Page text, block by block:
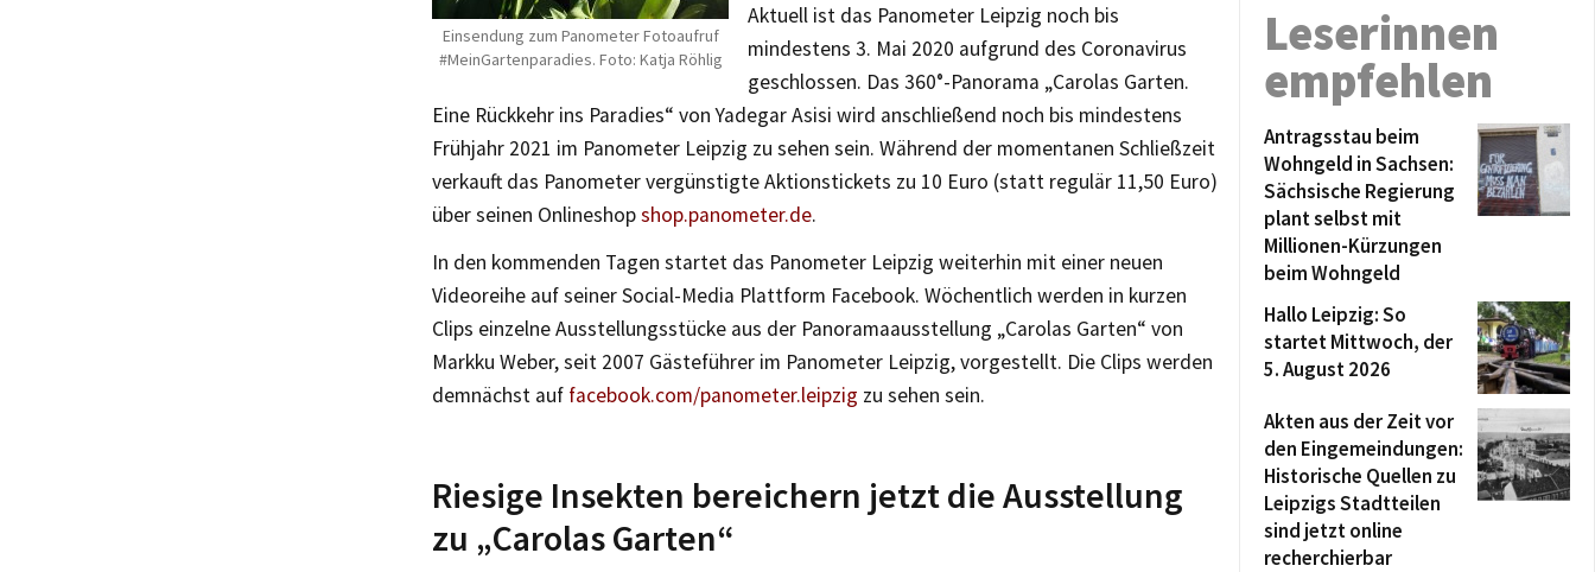
Einsendung zum Panometer Fotoaufruf
#MeinGartenparadies. Foto: Katja Röhlig
Aktuell ist das Panometer Leipzig noch bis
mindestens 3. Mai 2020 aufgrund des Coronavirus
geschlossen. Das 360°-Panorama „Carolas Garten.
Eine Rückkehr ins Paradies“ von Yadegar Asisi wird anschließend noch bis mindestens
Frühjahr 2021 im Panometer Leipzig zu sehen sein. Während der momentanen Schließzeit
verkauft das Panometer vergünstigte Aktionstickets zu 10 Euro (statt regulär 11,50 Euro)
über seinen Onlineshopshop.panometer.de.
In den kommenden Tagen startet das Panometer Leipzig weiterhin mit einer neuen
Videoreihe auf seiner Social-Media Plattform Facebook. Wöchentlich werden in kurzen
Clips einzelne Ausstellungsstücke aus der Panoramaausstellung „Carolas Garten“ von
Markku Weber, seit 2007 Gästeführer im Panometer Leipzig, vorgestellt. Die Clips werden
demnächst auf facebook.com/panometer.leipzig zu sehen sein.
Riesige Insekten bereichern jetzt die Ausstellung
zu „Carolas Garten“
Leserinnen
empfehlen
Antragsstau beim
Wohngeld in Sachsen:
Sächsische Regierung
plant selbst mit
Millionen-Kürzungen
beim Wohngeld
Hallo Leipzig: So
startet Mittwoch, der
5. August 2026
Akten aus der Zeit vor
den Eingemeindungen:
Historische Quellen zu
Leipzigs Stadtteilen
sind jetzt online
recherchierbar